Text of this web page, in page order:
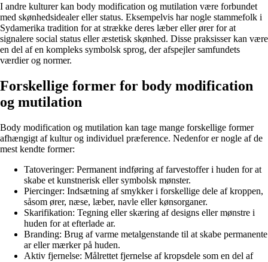
I andre kulturer kan body modification og mutilation være forbundet
med skønhedsidealer eller status. Eksempelvis har nogle stammefolk i
Sydamerika tradition for at strække deres læber eller ører for at
signalere social status eller æstetisk skønhed. Disse praksisser kan være
en del af en kompleks symbolsk sprog, der afspejler samfundets
værdier og normer.
Forskellige former for body modification
og mutilation
Body modification og mutilation kan tage mange forskellige former
afhængigt af kultur og individuel præference. Nedenfor er nogle af de
mest kendte former:
Tatoveringer: Permanent indføring af farvestoffer i huden for at
skabe et kunstnerisk eller symbolsk mønster.
Piercinger: Indsætning af smykker i forskellige dele af kroppen,
såsom ører, næse, læber, navle eller kønsorganer.
Skarifikation: Tegning eller skæring af designs eller mønstre i
huden for at efterlade ar.
Branding: Brug af varme metalgenstande til at skabe permanente
ar eller mærker på huden.
Aktiv fjernelse: Målrettet fjernelse af kropsdele som en del af